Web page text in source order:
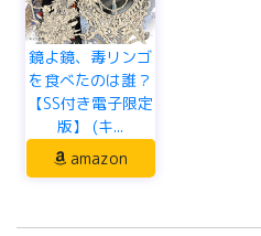
鏡よ鏡、毒リンゴ
を食べたのは誰？
【SS付き電子限定
版】 (キ...
amazon